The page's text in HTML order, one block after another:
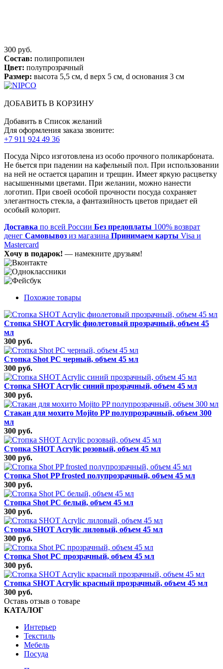
300 руб.
Состав: полипропилен
Цвет: полупрозрачный
Размер: высота 5,5 см, d верх 5 см, d основания 3 см
ДОБАВИТЬ В КОРЗИНУ
Добавить в Список желаний
Для оформления заказа звоните:
+7 911 924 49 36
Посуда Nipco изготовлена из особо прочного поликарбоната.
Не бьется при падении на кафельный пол. При использовании
на ней не остается царапин и трещин. Имеет яркую расцветку
насышенными цветами. При желании, можно нанести
логотип. При своей особой прочности посуда сохраняет
элегантность стекла, а фантазийность цветов придает ей
особый колорит.
Доставка по всей России Без предоплаты 100% возврат
денег Самовывоз из магазина Принимаем карты Visa и
Mastercard
Хочу в подарок! — намекните друзьям!
Похожие товары
Стопка SHOT Acrylic фиолетовый прозрачный, объем 45
мл
300 руб.
Стопка Shot РС черный, объем 45 мл
300 руб.
Стопка SHOT Acrylic синий прозрачный, объем 45 мл
300 руб.
Стакан для мохито Mojito PP полупрозрачный, объем 300
мл
300 руб.
Стопка SHOT Acrylic розовый, объем 45 мл
300 руб.
Стопка Shot PP frosted полупрозрачный, объем 45 мл
300 руб.
Стопка Shot РС белый, объем 45 мл
300 руб.
Стопка SHOT Acrylic лиловый, объем 45 мл
300 руб.
Стопка Shot РС прозрачный, объем 45 мл
300 руб.
Стопка SHOT Acrylic красный прозрачный, объем 45 мл
300 руб.
Оставь отзыв о товаре
КАТАЛОГ
Интерьер
Текстиль
Мебель
Посуда